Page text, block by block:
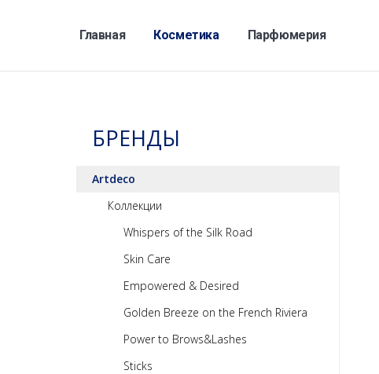
Главная Косметика Парфюмерия
БРЕНДЫ
Artdeco
Коллекции
Whispers of the Silk Road
Skin Care
Empowered & Desired
Golden Breeze on the French Riviera
Power to Brows&Lashes
Sticks